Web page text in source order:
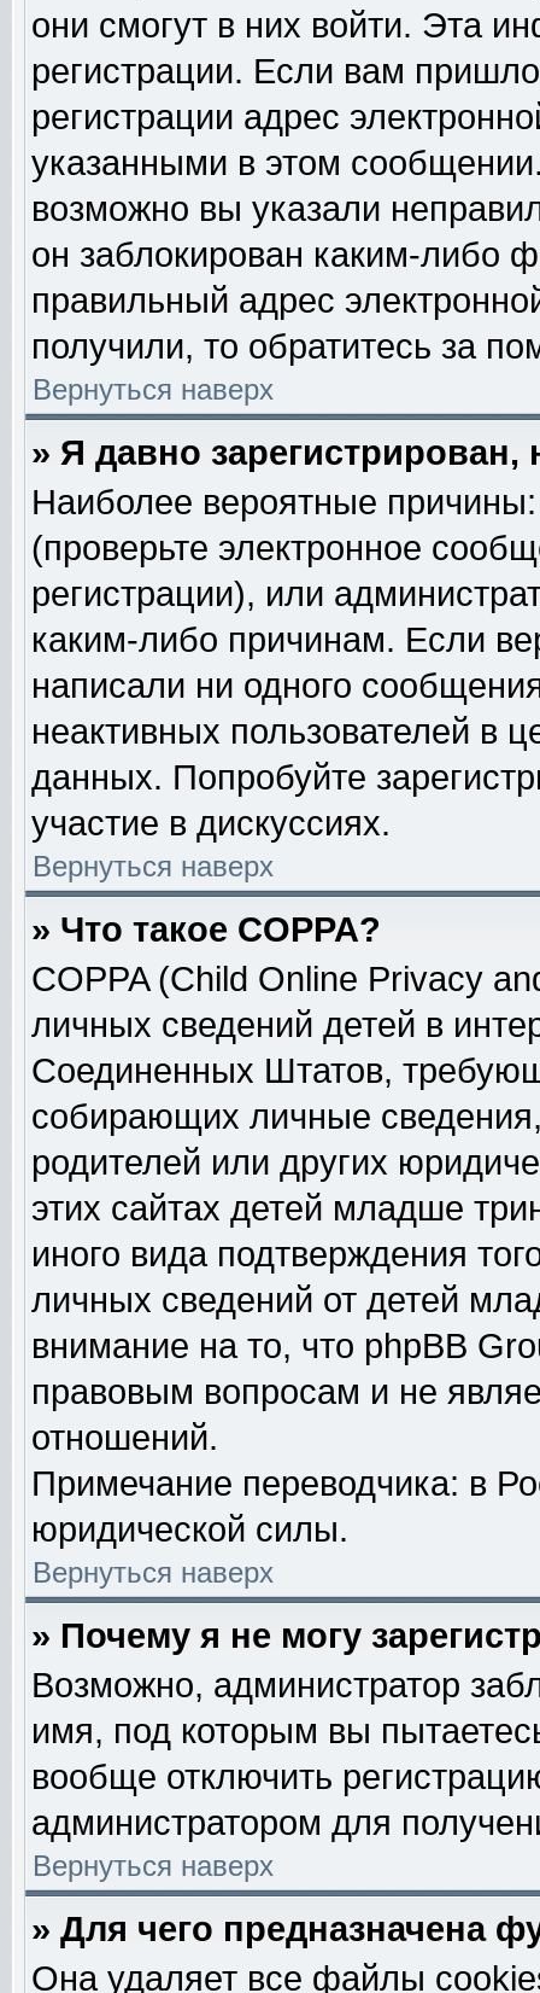
они смогут в них войти. Эта
регистрации. Если вам
регистрации адрес
указанными в этом
возможно вы указали
он заблокирован каким-либо
правильный адрес
получили, то обратитесь за
Вернуться наверх
» Я давно
Наиболее вероятные
(проверьте электронное
регистрации), или
каким-либо причинам. Если
написали ни одного
неактивных пользователей в
данных. Попробуйте
участие в дискуссиях.
Вернуться наверх
» Что такое COPPA?
COPPA (Child Online Privacy
личных сведений детей в
Соединенных Штатов,
собирающих личные
родителей или других
этих сайтах детей младше
иного вида подтверждения
личных сведений от детей
внимание на то, что phpBB
правовым вопросам и не
отношений.
Примечание переводчика: в
юридической силы.
Вернуться наверх
» Почему я не могу
Возможно, администратор
имя, под которым вы
вообще отключить
администратором для
Вернуться наверх
» Для чего предназначена
Она удаляет все файлы